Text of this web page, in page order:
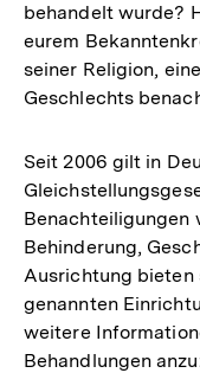
behandelt wurde?
eurem
seiner Religion,
Geschlechts
Seit 2006 gilt in
Benachteiligungen
Behinderung,
Ausrichtung bieten
genannten
weitere
Behandlungen